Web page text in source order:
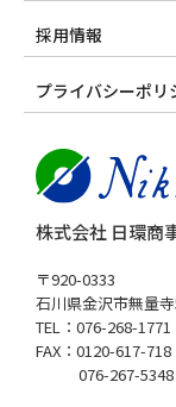
株式会社 日環商
〒920-0333
石川県金沢市無量
TEL：076-268-1771
FAX：0120-617-718
076-267-5348
採用情報
プライバシーポリ